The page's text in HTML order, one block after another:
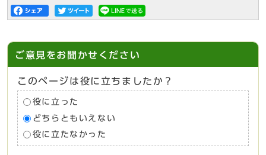
ご意見をお聞かせください
このページは役に立ちましたか？
役に立った
どちらともいえない
役に立たなかった